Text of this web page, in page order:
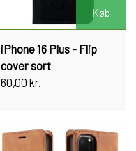
Køb
iPhone 16 Plus - Flip
cover sort
60,00 kr.